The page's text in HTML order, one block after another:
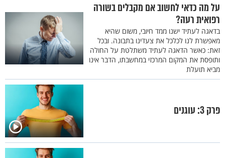
על מה כדאי לחשוב אם מקבלים בשורה
רפואית רעה?
בדאגה לעתיד ישנו ממד חיובי, משום שהיא
מאפשרת לנו לכלכל את צעדינו בתבונה. ובכל
זאת: כאשר הדאגה לעתיד משתלטת על החולה
ותופסת את המקום המרכזי במחשבתו, הדבר אינו
מביא תועלת
פרק 3: עוגנים